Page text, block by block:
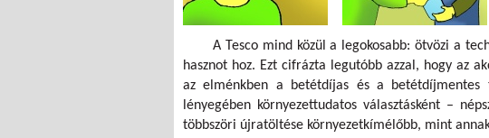
A Tesco mind közül a legokosabb: ötvözi a
hasznot hoz. Ezt cifrázta legutóbb azzal, hogy az
az elménkben a betétdíjas és a
lényegében környezettudatos választásként –
többszöri újratöltése környezetkímélőbb, mint